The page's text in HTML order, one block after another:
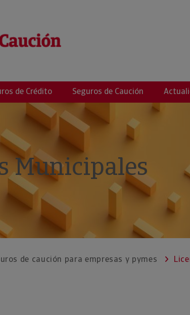
de Crédito Seguros de Caución
Municipales
de caución para empresas y pymes